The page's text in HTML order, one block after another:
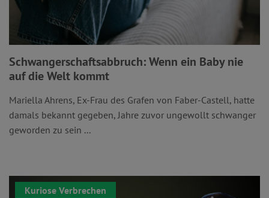
Schwangerschaftsabbruch: Wenn ein Baby nie
auf die Welt kommt
Mariella Ahrens, Ex-Frau des Grafen von Faber-Castell, hatte
damals bekannt gegeben, Jahre zuvor ungewollt schwanger
geworden zu sein ...
Kuriose Verbrechen